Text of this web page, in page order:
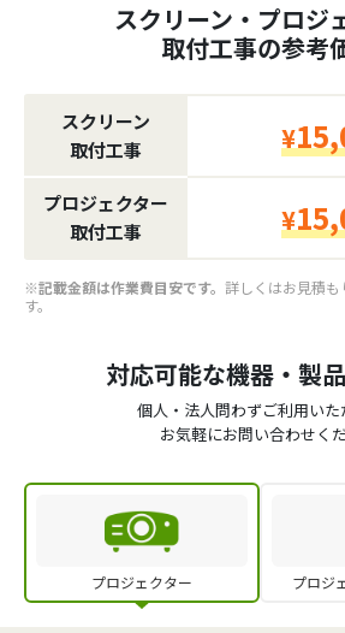
スクリーン・プロジ
取付工事の参考
スクリーン
取付工事
¥
プロジェクター
取付工事
¥
※記載金額は作業費目安です。 詳しくはお見積も
す。
対応可能な機器・製品
個人・法人問わずご利用いた
お気軽にお問い合わせく
プロジェクター プロジ